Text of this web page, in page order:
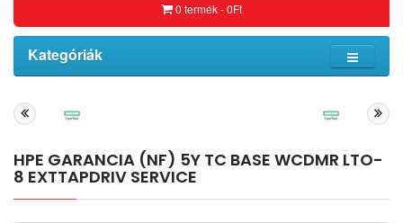
0 termék - 0Ft
Kategóriák
HPE GARANCIA (NF) 5Y TC BASE WCDMR LTO-
8 EXTTAPDRIV SERVICE